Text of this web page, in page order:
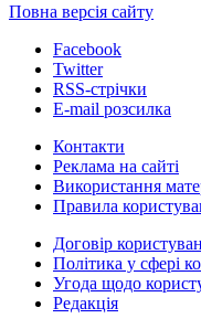
Повна версія сайту
Facebook
Twitter
RSS-стрічки
E-mail розсилка
Контакти
Реклама на сайті
Використання
Правила
Договір
Політика у сфері
Угода щодо
Редакція